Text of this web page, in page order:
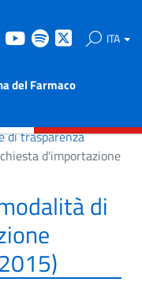
Bluesky
Youtube
Spotify ITA
del Farmaco
di trasparenza
d'importazione
di